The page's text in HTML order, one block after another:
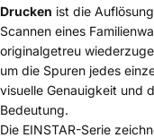
Drucken ist die
Scannen eines
originalgetreu
um die Spuren jedes
visuelle Genauigkeit und
Bedeutung.
Die EINSTAR-Serie